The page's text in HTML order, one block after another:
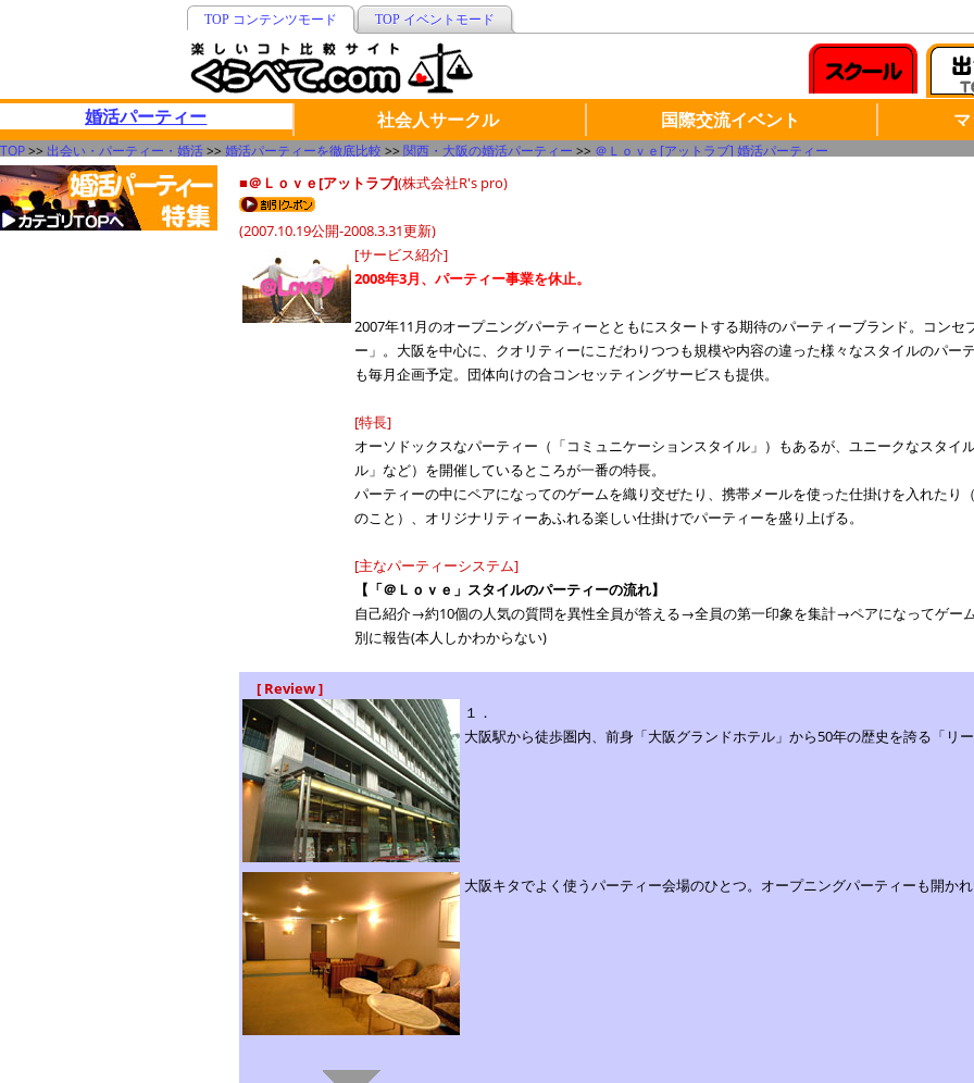
TOP コンテンツモード TOP イベントモード
婚活パーティー 社会人サークル 国際交流イベント
TOP>> 出会い・パーティー・婚活>> 婚活パーティーを徹底比較 >> 関西・大阪の婚活パーティー >> ＠Ｌｏｖｅ[アットラブ] 婚活パーティー
■＠Ｌｏｖｅ[アットラブ](株式会社R's pro)
(2007.10.19公開-2008.3.31更新)
[サービス紹介]
2008年3月、パーティー事業を休止。
2007年11月のオープニングパーティーとともにスタートする期待のパーティーブランド。コン
ー」。大阪を中心に、クオリティーにこだわりつつも規模や内容の違った様々なスタイルのパー
も毎月企画予定。団体向けの合コンセッティングサービスも提供。
[特長]
オーソドックスなパーティー（「コミュニケーションスタイル」）もあるが、ユニークなスタイ
ル」など）を開催しているところが一番の特長。
パーティーの中にペアになってのゲームを織り交ぜたり、携帯メールを使った仕掛けを入れたり
のこと）、オリジナリティーあふれる楽しい仕掛けでパーティーを盛り上げる。
[主なパーティーシステム]
【「＠Ｌｏｖｅ」スタイルのパーティーの流れ】
自己紹介→約10個の人気の質問を異性全員が答える→全員の第一印象を集計→ペアになってゲ
別に報告(本人しかわからない)
[ Review ]
１．
大阪駅から徒歩圏内、前身「大阪グランドホテル」から50年の歴史を誇る「リ
大阪キタでよく使うパーティー会場のひとつ。オープニングパーティーも開か